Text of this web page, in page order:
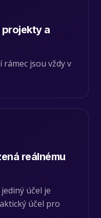
projekty a
jsou vždy v
reálnému
účel je
účel pro